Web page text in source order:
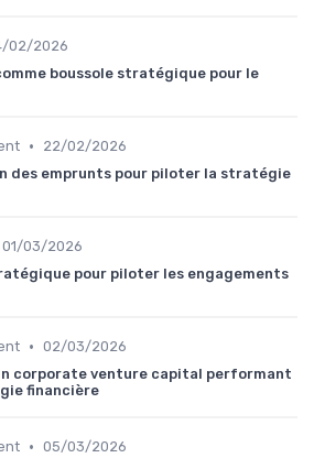
02/2026
boussole stratégique pour le
•
22/02/2026
des emprunts pour piloter la stratégie
01/03/2026
pour piloter les engagements
• 02/03/2026
corporate venture capital performant
financière
• 05/03/2026